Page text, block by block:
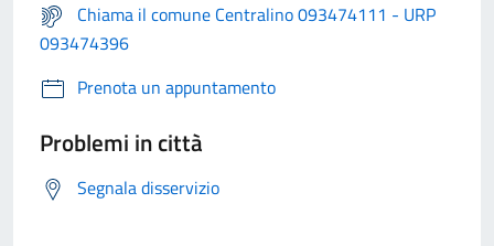
Chiama il comune Centralino 093474111 - URP
093474396
Prenota un appuntamento
Problemi in città
Segnala disservizio